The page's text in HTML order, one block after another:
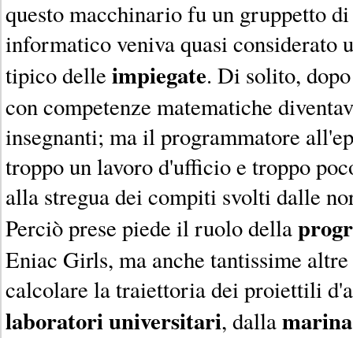
questo macchinario fu un gruppetto
informatico veniva quasi considerato
tipico delle impiegate. Di solito,
con competenze matematiche
insegnanti; ma il programmatore
troppo un lavoro d'ufficio e troppo
alla stregua dei compiti svolti dalle
Perciò prese piede il ruolo della
Eniac Girls, ma anche tantissime altre
calcolare la traiettoria dei proiettili
laboratori universitari, dallamarina